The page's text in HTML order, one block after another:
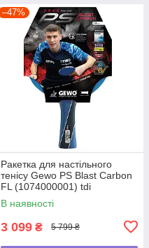
–47%
Ракетка для настільного
тенісу Gewo PS Blast Carbon
FL (1074000001) tdi
В наявності
3 099 ₴ 5 799 ₴